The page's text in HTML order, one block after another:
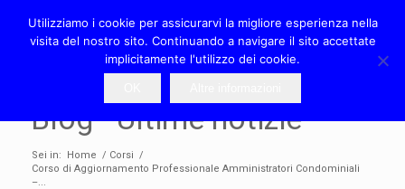
Blog - Ultime notizie
Sei in: Home / Corsi /
Corso di Aggiornamento Professionale Amministratori Condominiali
–...
Utilizziamo i cookie per assicurarvi la migliore esperienza nella
visita del nostro sito. Continuando a navigare il sito accettate
implicitamente l'utilizzo dei cookie.